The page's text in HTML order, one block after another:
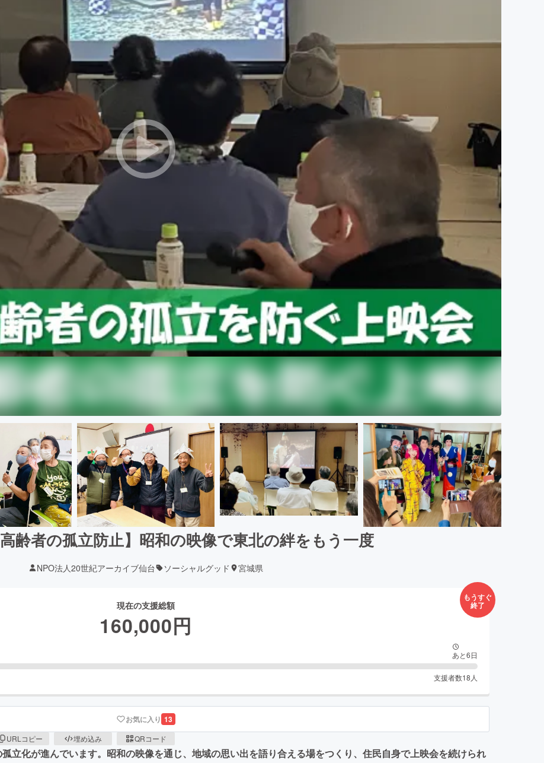
高齢者の孤立防止】昭和の映像で東北の絆をもう一度
NPO法人20世紀アーカイブ仙台 ソーシャルグッド 宮城県
もうすぐ
終了
現在の支援総額
160,000円
あと6日
支援者数18 人
お気に入り 13
URLコピー 埋め込み QRコード
立化が進んでいます。昭和の映像を通じ、地域の思い出を語り合える場をつくり、住民自身で上映会を続けられ